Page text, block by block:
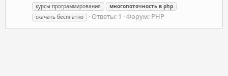
курсы программирования
многопоточность в php
скачать бесплатно
Ответы: 1 Форум: PHP